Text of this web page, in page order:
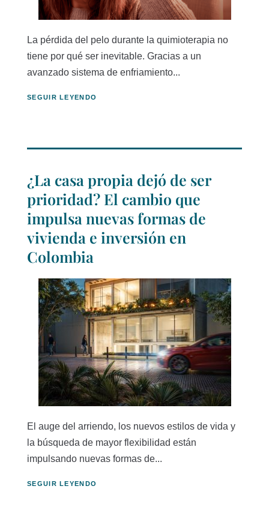
La pérdida del pelo durante la quimioterapia no
tiene por qué ser inevitable. Gracias a un
avanzado sistema de enfriamiento...
SEGUIR LEYENDO
¿La casa propia dejó de ser
prioridad? El cambio que
impulsa nuevas formas de
vivienda e inversión en
Colombia
El auge del arriendo, los nuevos estilos de vida y
la búsqueda de mayor flexibilidad están
impulsando nuevas formas de...
SEGUIR LEYENDO